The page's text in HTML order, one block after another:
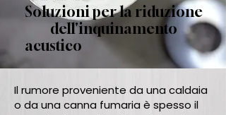
Soluzioni per la riduzione
dell'inquinamento
acustico
Il rumore proveniente da una caldaia
o da una canna fumaria è spesso il